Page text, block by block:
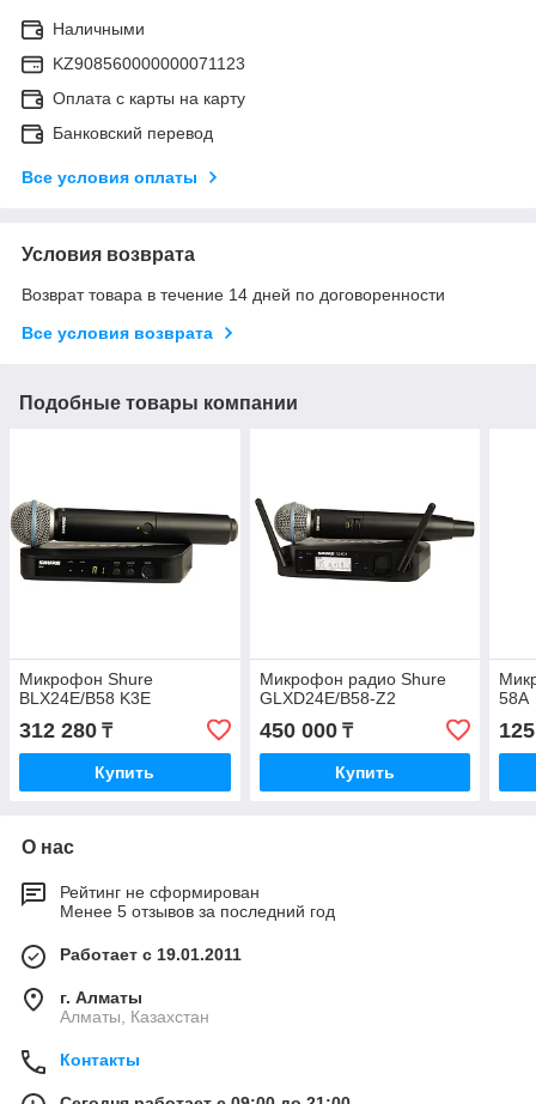
Наличными
KZ908560000000071123
Оплата с карты на карту
Банковский перевод
Все условия оплаты
Условия возврата
Возврат товара в течение 14 дней по договоренности
Все условия возврата
Подобные товары компании
Микрофон Shure
BLX24E/B58 K3E
312 280 ₸
Купить
Микрофон радио Shure
GLXD24E/B58-Z2
450 000₸
Купить
58A
О нас
Рейтинг не сформирован
Менее 5 отзывов за последний год
Работает с 19.01.2011
г. Алматы
Алматы, Казахстан
Контакты